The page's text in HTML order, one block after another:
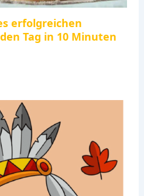
erfolgreichen
Tag in 10 Minuten